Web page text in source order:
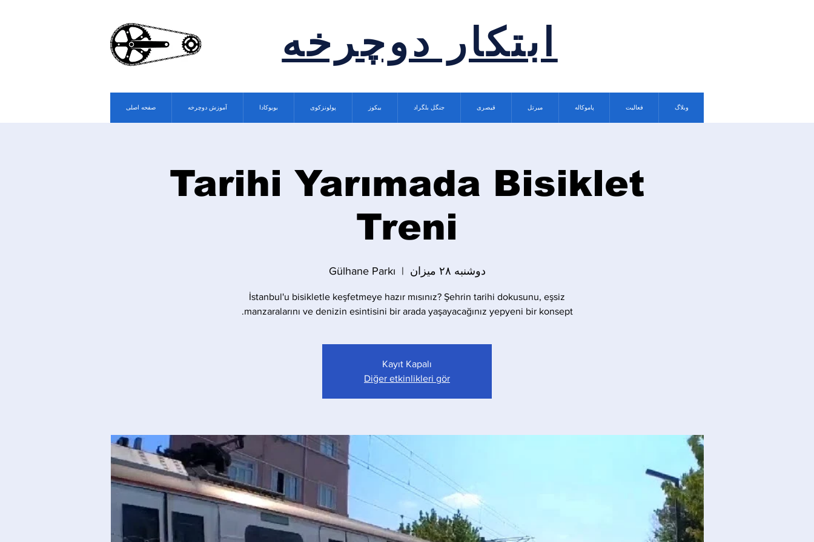
ابتکار دوچرخه
صفحه اصلی آموزش دوچرخه بویوکادا پولونزکوی بیکوز جنگل بلگراد قیصری میرتل پاموکاله فعالیت وبلاگ
Tarihi Yarımada Bisiklet
Treni
دوشنبه ۲۸ میزان
  |
Gülhane Parkı
İstanbul'u bisikletle keşfetmeye hazır mısınız? Şehrin tarihi dokusunu, eşsiz
manzaralarını ve denizin esintisini bir arada yaşayacağınız yepyeni bir konsept.
Kayıt Kapalı
Diğer etkinlikleri gör